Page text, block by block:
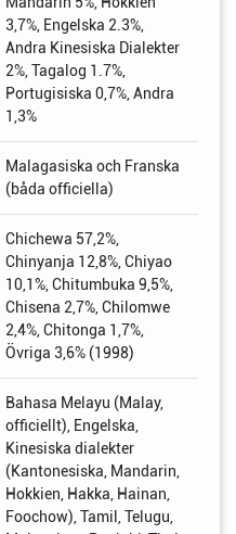
3,7%, Engelska 2.3%,
Andra Kinesiska Dialekter
2%, Tagalog 1.7%,
Portugisiska 0,7%, Andra
1,3%
Malagasiska och Franska
(båda officiella)
Chichewa 57,2%,
Chinyanja 12,8%, Chiyao
10,1%, Chitumbuka 9,5%,
Chisena 2,7%, Chilomwe
2,4%, Chitonga 1,7%,
Övriga 3,6% (1998)
Bahasa Melayu (Malay,
officiellt), Engelska,
Kinesiska dialekter
(Kantonesiska, Mandarin,
Hokkien, Hakka, Hainan,
Foochow), Tamil, Telugu,